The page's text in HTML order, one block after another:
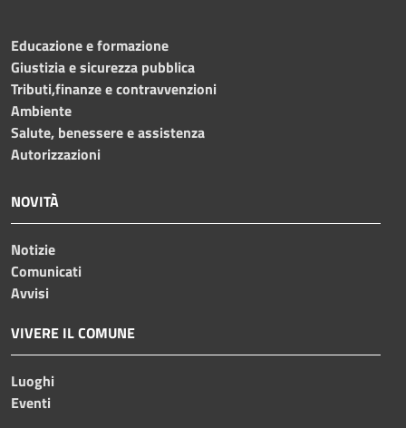
Educazione e formazione
Giustizia e sicurezza pubblica
Tributi,finanze e contravvenzioni
Ambiente
Salute, benessere e assistenza
Autorizzazioni
NOVITÀ
Notizie
Comunicati
Avvisi
VIVERE IL COMUNE
Luoghi
Eventi